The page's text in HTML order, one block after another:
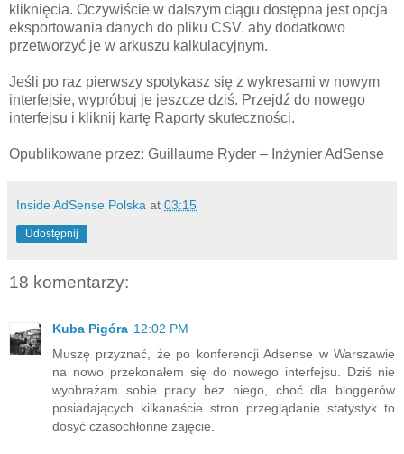
kliknięcia. Oczywiście w dalszym ciągu dostępna jest opcja
eksportowania danych do pliku CSV, aby dodatkowo
przetworzyć je w arkuszu kalkulacyjnym.
Jeśli po raz pierwszy spotykasz się z wykresami w nowym
interfejsie, wypróbuj je jeszcze dziś. Przejdź do nowego
interfejsu i kliknij kartę Raporty skuteczności.
Opublikowane przez: Guillaume Ryder – Inżynier AdSense
Inside AdSense Polska at 03:15
Udostępnij
18 komentarzy:
Kuba Pigóra 12:02 PM
Muszę przyznać, że po konferencji Adsense w Warszawie
na nowo przekonałem się do nowego interfejsu. Dziś nie
wyobrażam sobie pracy bez niego, choć dla bloggerów
posiadających kilkanaście stron przeglądanie statystyk to
dosyć czasochłonne zajęcie.